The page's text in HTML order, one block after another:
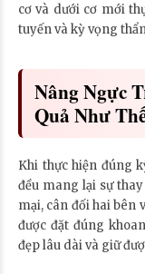
cơ và dưới cơ mới
tuyến và kỳ vọng
Nâng Ngực
Quả Như
Khi thực hiện đúng
đều mang lại sự
mại, cân đối hai bên
được đặt đúng
đẹp lâu dài và giữ